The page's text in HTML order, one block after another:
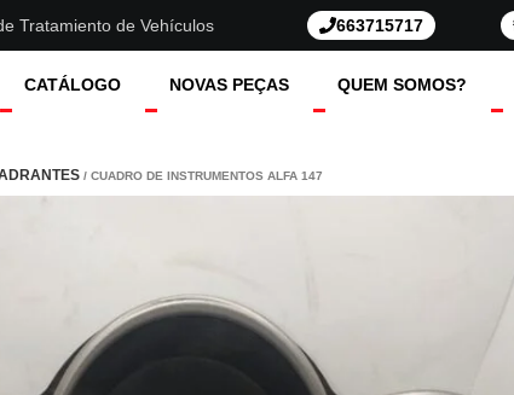
Tratamiento de Vehículos 663715717
CATÁLOGO NOVAS PEÇAS QUEM SOMOS?
/ CUADRO DE INSTRUMENTOS ALFA 147